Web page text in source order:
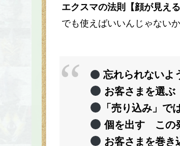
エクスマの法則【顔が見え
でも使えばいいんじゃない
忘れられないよ
お客さまを選
「売り込み」で
個を出す この
お客さまを巻き